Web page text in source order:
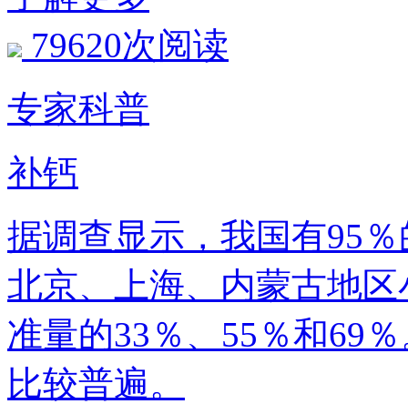
79620次阅读
专家科普
补钙
据调查显示，我国有95
北京、上海、内蒙
准量的33％、55％和69
比较普遍。